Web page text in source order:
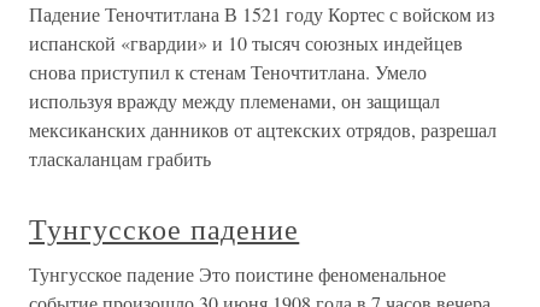
Падение Теночтитлана В 1521 году Кортес с войском из
испанской «гвардии» и 10 тысяч союзных индейцев
снова приступил к стенам Теночтитлана. Умело
используя вражду между племенами, он защищал
мексиканских данников от ацтекских отрядов, разрешал
тласкаланцам грабить
Тунгусское падение
Тунгусское падение Это поистине феноменальное